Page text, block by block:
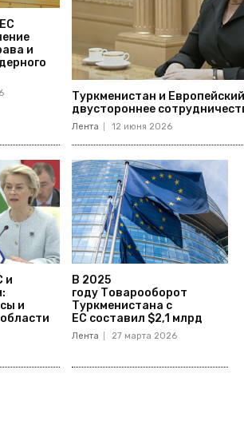
и
Туркменистан и
двустороннее
Лента 12 июня 2026
и
и
В 2025
году Товарооборот
Туркменистана с
ЕС составил $2,1 млрд
Лента 27 марта 2026